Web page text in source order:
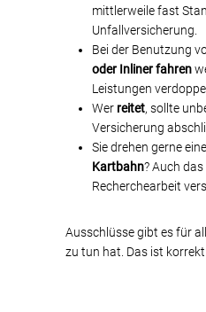
mittlerweile fast
Unfallversicherung.
Bei der Benutzung
oder Inliner fahren
Leistungen
Wer reitet, sollte
Versicherung
Sie drehen gerne
Kartbahn? Auch
Recherchearbeit
Ausschlüsse gibt es für
zu tun hat. Das ist korrekt.